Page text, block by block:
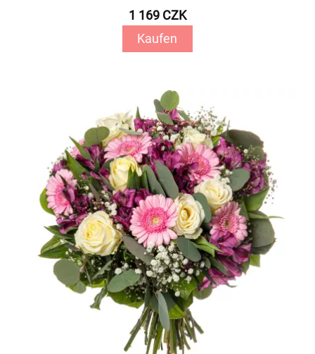
1 169 CZK
Kaufen